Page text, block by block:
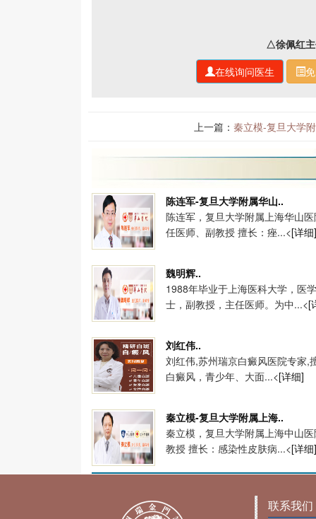
△徐佩红
在线询问医生
上一篇： 秦立模-复旦大学
陈连军-复旦大学附属华山..
陈连军，复旦大学附属上海华山
任医师、副教授 擅长：痤...<[详细]
魏明辉..
1988年毕业于上海医科大学，医
士，副教授，主任医师。为中...<[
刘红伟..
刘红伟,苏州瑞京白癜风医院专家,
白癜风，青少年、大面...<[详细]
秦立模-复旦大学附属上海..
秦立模，复旦大学附属上海中山
教授 擅长：感染性皮肤病...<[详细]
联系我们